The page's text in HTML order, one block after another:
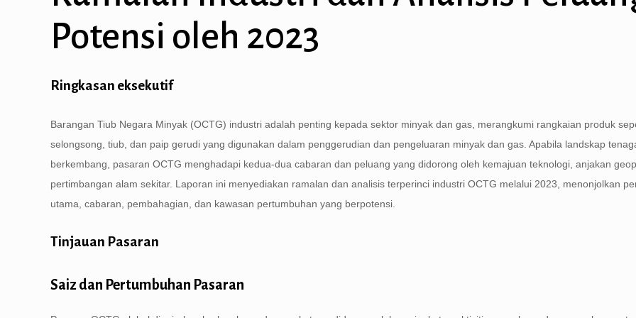
Potensi oleh 2023
Ringkasan eksekutif
Barangan Tiub Negara Minyak (OCTG) industri adalah penting kepada sektor minyak dan gas, merangkumi rangkaian produk
selongsong, tiub, dan paip gerudi yang digunakan dalam penggerudian dan pengeluaran minyak dan gas. Apabila landskap
berkembang, pasaran OCTG menghadapi kedua-dua cabaran dan peluang yang didorong oleh kemajuan teknologi, anjakan
pertimbangan alam sekitar. Laporan ini menyediakan ramalan dan analisis terperinci industri OCTG melalui 2023, menonjolkan
utama, cabaran, pembahagian, dan kawasan pertumbuhan yang berpotensi.
Tinjauan Pasaran
Saiz dan Pertumbuhan Pasaran